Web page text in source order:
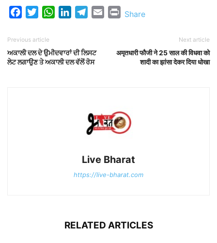
FacebookTwitterWhatsAppLinkedInTelegram
Email Print
Share
Previous article
ਅਕਾਲੀ ਦਲ ਦੇ ਉਮੀਦਵਾਰਾਂ ਦੀ ਲਿਸਟ
ਲੇਟ ਲਗਾਉਣ ਤੇ ਅਕਾਲੀ ਦਲ ਵੱਲੋਂ ਰੋਸ
Next article
अमृतधारी फौजी ने 25 साल की विधवा को
शादी का झांसा देकर दिया धोखा
Live Bharat
https://live-bharat.com
RELATED ARTICLES